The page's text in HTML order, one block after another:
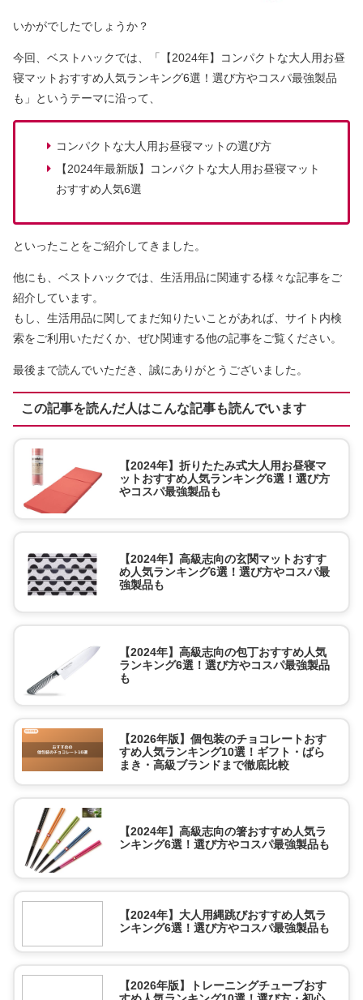
いかがでしたでしょうか？
今回、ベストハックでは、「【2024年】コンパクトな大人用お昼
寝マットおすすめ人気ランキング6選！選び方やコスパ最強製品
も」というテーマに沿って、
コンパクトな大人用お昼寝マットの選び方
【2024年最新版】コンパクトな大人用お昼寝マット
おすすめ人気6選
といったことをご紹介してきました。
他にも、ベストハックでは、生活用品に関連する様々な記事をご
紹介しています。
もし、生活用品に関してまだ知りたいことがあれば、サイト内検
索をご利用いただくか、ぜひ関連する他の記事をご覧ください。
最後まで読んでいただき、誠にありがとうございました。
この記事を読んだ人はこんな記事も読んでいます
【2024年】折りたたみ式大人用お昼寝マ
ットおすすめ人気ランキング6選！選び方
やコスパ最強製品も
【2024年】高級志向の玄関マットおすす
め人気ランキング6選！選び方やコスパ最
強製品も
【2024年】高級志向の包丁おすすめ人気
ランキング6選！選び方やコスパ最強製品
も
【2026年版】個包装のチョコレートおす
すめ人気ランキング10選！ギフト・ばら
まき・高級ブランドまで徹底比較
【2024年】高級志向の箸おすすめ人気ラ
ンキング6選！選び方やコスパ最強製品も
【2024年】大人用縄跳びおすすめ人気ラ
ンキング6選！選び方やコスパ最強製品も
【2026年版】トレーニングチューブおす